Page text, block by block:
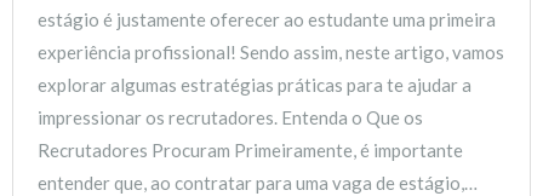
estágio é justamente oferecer ao estudante uma primeira
experiência profissional! Sendo assim, neste artigo, vamos
explorar algumas estratégias práticas para te ajudar a
impressionar os recrutadores. Entenda o Que os
Recrutadores Procuram Primeiramente, é importante
entender que, ao contratar para uma vaga de estágio,…